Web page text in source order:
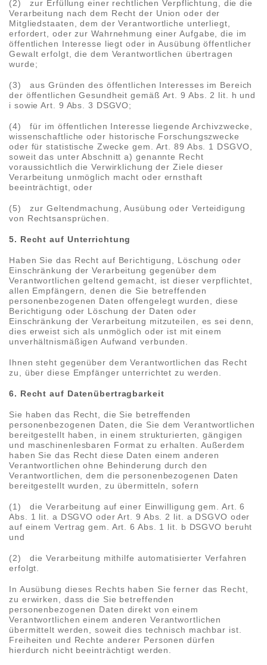
(2) zur Erfüllung einer rechtlichen Verpflichtung, die die
Verarbeitung nach dem Recht der Union oder der
Mitgliedstaaten, dem der Verantwortliche unterliegt,
erfordert, oder zur Wahrnehmung einer Aufgabe, die im
öffentlichen Interesse liegt oder in Ausübung öffentlicher
Gewalt erfolgt, die dem Verantwortlichen übertragen
wurde;
(3) aus Gründen des öffentlichen Interesses im Bereich
der öffentlichen Gesundheit gemäß Art. 9 Abs. 2 lit. h und
i sowie Art. 9 Abs. 3 DSGVO;
(4) für im öffentlichen Interesse liegende Archivzwecke,
wissenschaftliche oder historische Forschungszwecke
oder für statistische Zwecke gem. Art. 89 Abs. 1 DSGVO,
soweit das unter Abschnitt a) genannte Recht
voraussichtlich die Verwirklichung der Ziele dieser
Verarbeitung unmöglich macht oder ernsthaft
beeinträchtigt, oder
(5) zur Geltendmachung, Ausübung oder Verteidigung
von Rechtsansprüchen.
5. Recht auf Unterrichtung
Haben Sie das Recht auf Berichtigung, Löschung oder
Einschränkung der Verarbeitung gegenüber dem
Verantwortlichen geltend gemacht, ist dieser verpflichtet,
allen Empfängern, denen die Sie betreffenden
personenbezogenen Daten offengelegt wurden, diese
Berichtigung oder Löschung der Daten oder
Einschränkung der Verarbeitung mitzuteilen, es sei denn,
dies erweist sich als unmöglich oder ist mit einem
unverhältnismäßigen Aufwand verbunden.
Ihnen steht gegenüber dem Verantwortlichen das Recht
zu, über diese Empfänger unterrichtet zu werden.
6. Recht auf Datenübertragbarkeit
Sie haben das Recht, die Sie betreffenden
personenbezogenen Daten, die Sie dem Verantwortlichen
bereitgestellt haben, in einem strukturierten, gängigen
und maschinenlesbaren Format zu erhalten. Außerdem
haben Sie das Recht diese Daten einem anderen
Verantwortlichen ohne Behinderung durch den
Verantwortlichen, dem die personenbezogenen Daten
bereitgestellt wurden, zu übermitteln, sofern
(1) die Verarbeitung auf einer Einwilligung gem. Art. 6
Abs. 1 lit. a DSGVO oder Art. 9 Abs. 2 lit. a DSGVO oder
auf einem Vertrag gem. Art. 6 Abs. 1 lit. b DSGVO beruht
und
(2) die Verarbeitung mithilfe automatisierter Verfahren
erfolgt.
In Ausübung dieses Rechts haben Sie ferner das Recht,
zu erwirken, dass die Sie betreffenden
personenbezogenen Daten direkt von einem
Verantwortlichen einem anderen Verantwortlichen
übermittelt werden, soweit dies technisch machbar ist.
Freiheiten und Rechte anderer Personen dürfen
hierdurch nicht beeinträchtigt werden.